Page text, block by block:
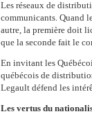
Les réseaux de
communicants. Quand
autre, la première doit
que la seconde fait le
En invitant les
québécois de
Legault défend les
Les vertus du